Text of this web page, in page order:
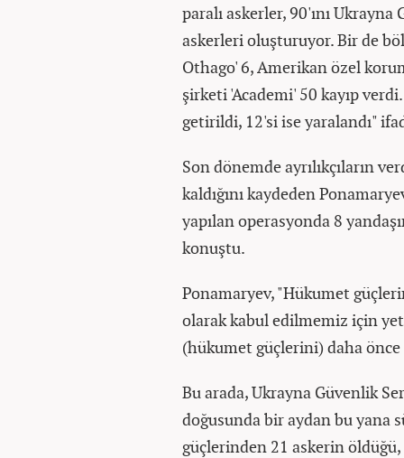
paralı askerler, 90'ını
askerleri oluşturuyor. Bir de
Othago' 6, Amerikan özel
şirketi 'Academi' 50 kayıp
getirildi, 12'si ise yaralandı"
Son dönemde ayrılıkçıların
kaldığını kaydeden
yapılan operasyonda 8
konuştu.
Ponamaryev, "Hükumet
olarak kabul edilmemiz için
(hükumet güçlerini) daha
Bu arada, Ukrayna Güvenlik
doğusunda bir aydan bu yana
güçlerinden 21 askerin